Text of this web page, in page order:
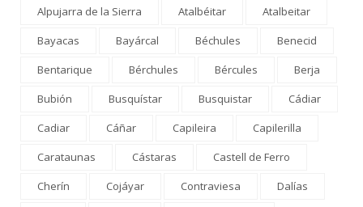
Alpujarra de la Sierra
Atalbéitar
Atalbeitar
Bayacas
Bayárcal Béchules
Benecid
Bentarique
Bérchules Bércules
Berja
Bubión
Busquístar Busquistar
Cádiar
Cadiar
Cáñar Capileira
Capilerilla
Carataunas
Cástaras
Castell de Ferro
Cherín
Cojáyar Contraviesa
Dalías